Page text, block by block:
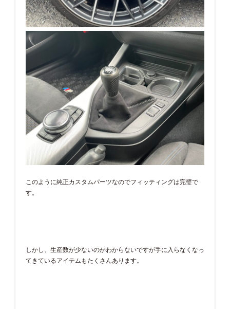
このように純正カスタムパーツなのでフィッティングは完璧で
す。
しかし、生産数が少ないのかわからないですが手に入らなくなっ
てきているアイテムもたくさんあります。